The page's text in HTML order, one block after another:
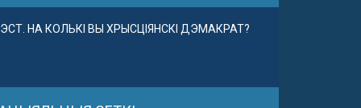
НА КОЛЬКІ ВЫ ХРЫСЦІЯНСКІ ДЭМАКРАТ?